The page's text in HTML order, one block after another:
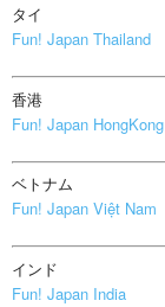
タイ
Fun! Japan Thailand
香港
Fun! Japan HongKong
ベトナム
Fun! Japan Việt Nam
インド
Fun! Japan India